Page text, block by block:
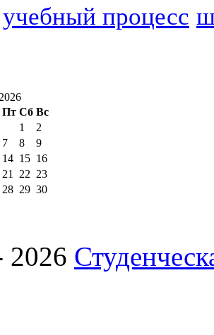
учебный процесс
Пт Сб Вс
1
2
7 8
9
14 15 16
21 22 23
28 29 30
2026